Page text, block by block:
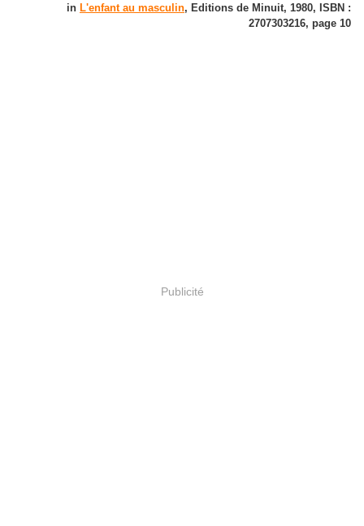
in L'enfant au masculin, Editions de Minuit, 1980, ISBN :
2707303216, page 10
Publicité